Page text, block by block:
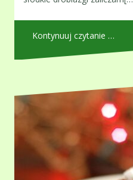
Kontynuuj czytanie …